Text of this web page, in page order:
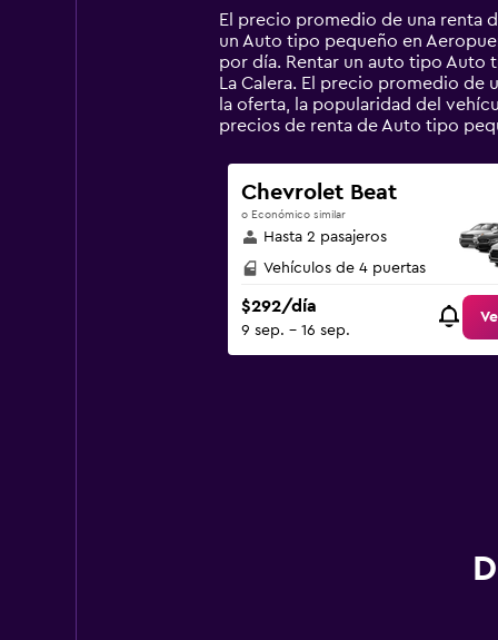
14
categories.
The
chart
has
1
axis
displaying
values.
Range:
0
to
El precio promedio de una renta
un Auto tipo pequeño en
por día. Rentar un auto tipo Auto
La Calera. El precio promedio
la oferta, la popularidad del
precios de renta de Auto tipo
Chevrolet Beat
o Económico similar
Hasta 2 pasajeros
Vehículos de 4 puertas
$292/día
9 sep. - 16 sep.